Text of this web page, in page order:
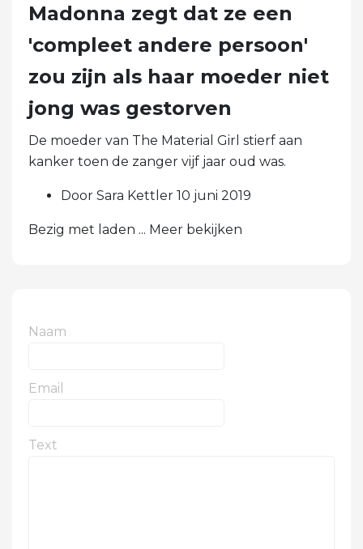
Madonna zegt dat ze een
'compleet andere persoon'
zou zijn als haar moeder niet
jong was gestorven
De moeder van The Material Girl stierf aan
kanker toen de zanger vijf jaar oud was.
Door Sara Kettler 10 juni 2019
Bezig met laden ... Meer bekijken
Naam
Email
Text